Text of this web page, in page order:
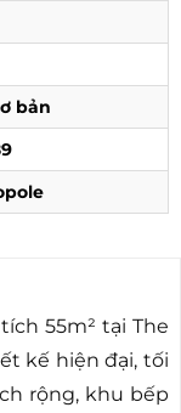
bản
55m² tại The
kế hiện đại, tối
rộng, khu bếp